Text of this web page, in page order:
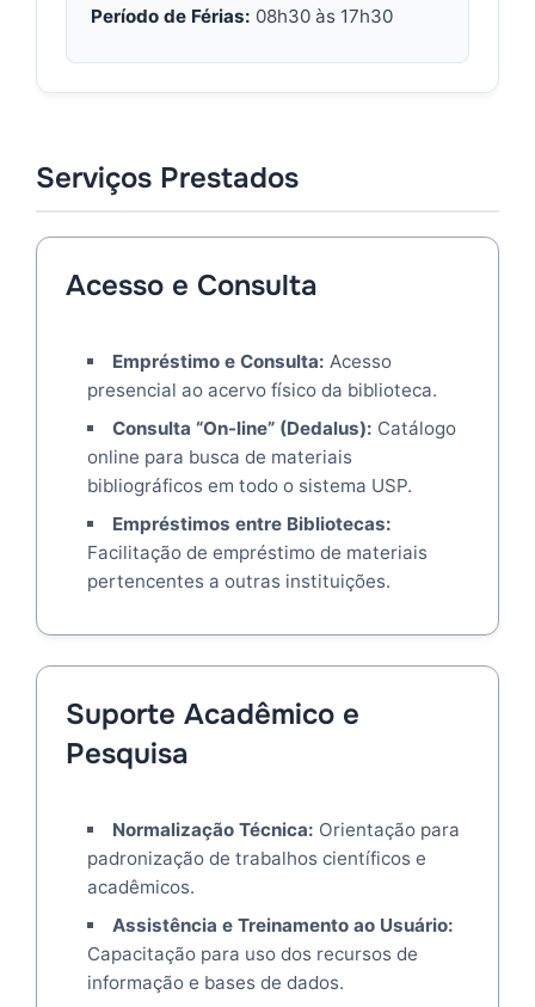
Período de Férias: 08h30 às 17h30
Serviços Prestados
Acesso e Consulta
Empréstimo e Consulta: Acesso
presencial ao acervo físico da biblioteca.
Consulta “On-line” (Dedalus): Catálogo
online para busca de materiais
bibliográficos em todo o sistema USP.
Empréstimos entre Bibliotecas:
Facilitação de empréstimo de materiais
pertencentes a outras instituições.
Suporte Acadêmico e
Pesquisa
Normalização Técnica: Orientação para
padronização de trabalhos científicos e
acadêmicos.
Assistência e Treinamento ao Usuário:
Capacitação para uso dos recursos de
informação e bases de dados.